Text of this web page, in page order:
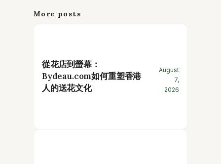
More posts
從花店到螢幕：
Bydeau.com如何重塑香港
人的送花文化
August
7,
2026